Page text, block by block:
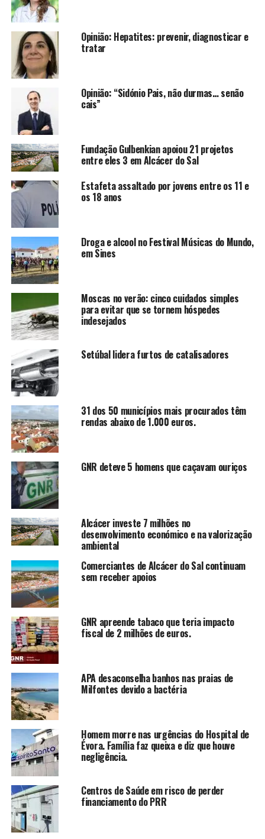
Opinião: Hepatites: prevenir, diagnosticar e
tratar
Opinião: “Sidónio Pais, não durmas… senão
cais”
Fundação Gulbenkian apoiou 21 projetos
entre eles 3 em Alcácer do Sal
Estafeta assaltado por jovens entre os 11 e
os 18 anos
Droga e alcool no Festival Músicas do Mundo,
em Sines
Moscas no verão: cinco cuidados simples
para evitar que se tornem hóspedes
indesejados
Setúbal lidera furtos de catalisadores
31 dos 50 municípios mais procurados têm
rendas abaixo de 1.000 euros.
GNR deteve 5 homens que caçavam ouriços
Alcácer investe 7 milhões no
desenvolvimento económico e na valorização
ambiental
Comerciantes de Alcácer do Sal continuam
sem receber apoios
GNR apreende tabaco que teria impacto
fiscal de 2 milhões de euros.
APA desaconselha banhos nas praias de
Milfontes devido a bactéria
Homem morre nas urgências do Hospital de
Évora. Família faz queixa e diz que houve
negligência.
Centros de Saúde em risco de perder
financiamento do PRR